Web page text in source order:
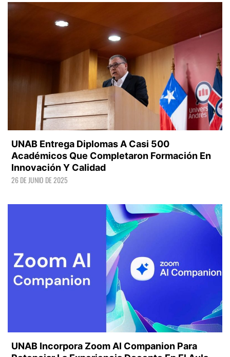
UNAB Entrega Diplomas A Casi 500
Académicos Que Completaron Formación En
Innovación Y Calidad
26 DE JUNIO DE 2025
UNAB Incorpora Zoom AI Companion Para